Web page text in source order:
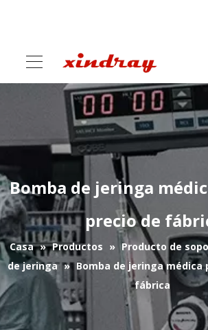
Bomba de jeringa
precio de
Casa » Productos Producto de
de jeringa » Bomba de jeringa médica
fábrica